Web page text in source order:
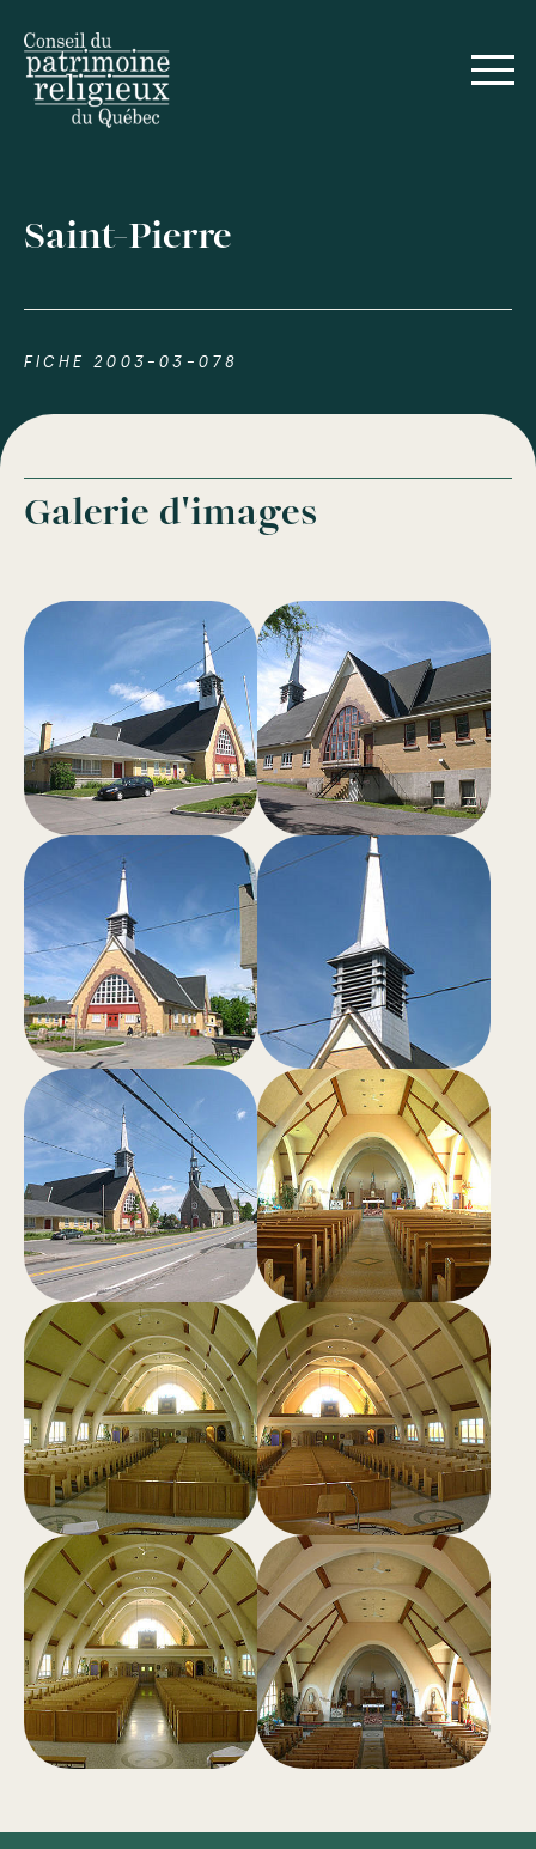
Saint-Pierre
FICHE 2003-03-078
Galerie d'images